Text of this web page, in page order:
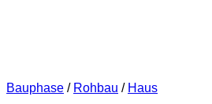
Bauphase / Rohbau / Haus